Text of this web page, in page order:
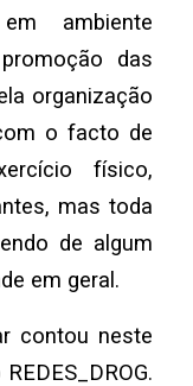
ambiente
das
organização
o facto de
físico,
mas toda
de algum
em geral.
contou neste